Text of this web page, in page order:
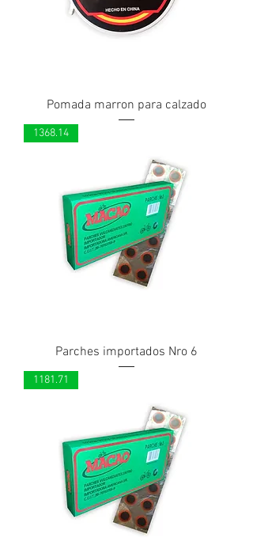
Pomada marron para calzado
1368.14
Parches importados Nro 6
1181.71